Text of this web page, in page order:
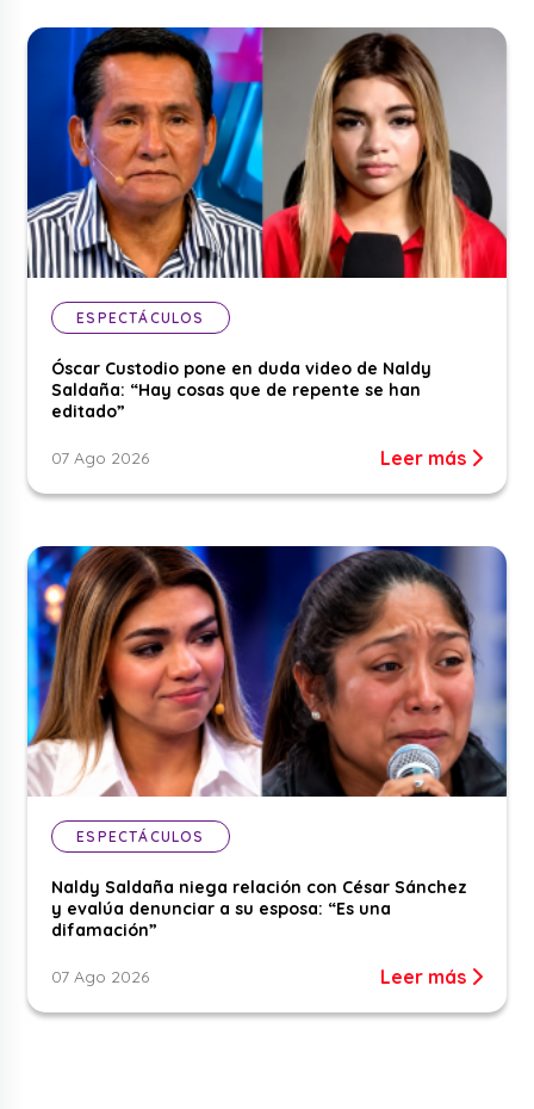
ESPECTÁCULOS
Óscar Custodio pone en duda video de Naldy
Saldaña: “Hay cosas que de repente se han
editado”
07 Ago 2026 Leer más
ESPECTÁCULOS
Naldy Saldaña niega relación con César Sánchez
y evalúa denunciar a su esposa: “Es una
difamación”
07 Ago 2026 Leer más